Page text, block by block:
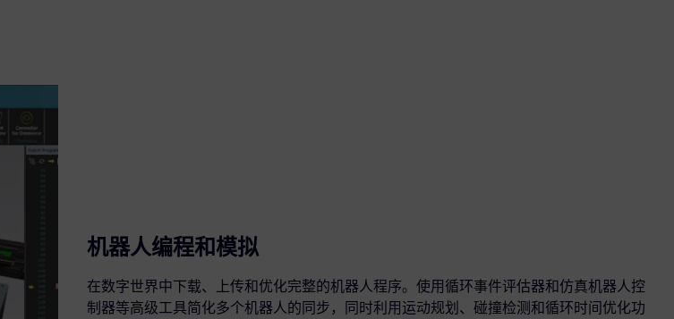
机器人编程和模拟
在数字世界中下载、上传和优化完整的机器人程序。使用循环事件评估器和仿真机器人控
制器等高级工具简化多个机器人的同步，同时利用运动规划、碰撞检测和循环时间优化功